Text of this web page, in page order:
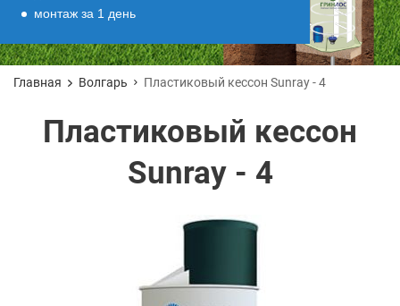
монтаж за 1 день
Главная Волгарь Пластиковый кессон Sunray - 4
Пластиковый кессон
Sunray - 4